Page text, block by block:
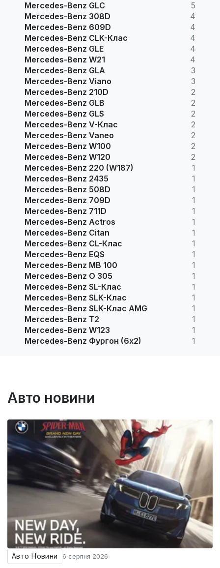
Mercedes-Benz GLC
5
Mercedes-Benz 308D
4
Mercedes-Benz 609D
4
Mercedes-Benz CLK-Клас
4
Mercedes-Benz GLE
4
Mercedes-Benz W21
4
Mercedes-Benz GLA
3
Mercedes-Benz Viano
3
Mercedes-Benz 210D
2
Mercedes-Benz GLB
2
Mercedes-Benz GLS
2
Mercedes-Benz V-Клас
2
Mercedes-Benz Vaneo
2
Mercedes-Benz W100
2
Mercedes-Benz W120
2
Mercedes-Benz 220 (W187)
1
Mercedes-Benz 2435
1
Mercedes-Benz 508D
1
Mercedes-Benz 709D
1
Mercedes-Benz 711D
1
Mercedes-Benz Actros
1
Mercedes-Benz Citan
1
Mercedes-Benz CL-Клас
1
Mercedes-Benz EQS
1
Mercedes-Benz MB 100
1
Mercedes-Benz O 305
1
Mercedes-Benz SL-Клас
1
Mercedes-Benz SLK-Клас
1
Mercedes-Benz SLK-Клас AMG
1
Mercedes-Benz T2
1
Mercedes-Benz W123
1
Mercedes-Benz Фургон (6х2)
1
Авто новини
Авто Новини 6 серпня 2026